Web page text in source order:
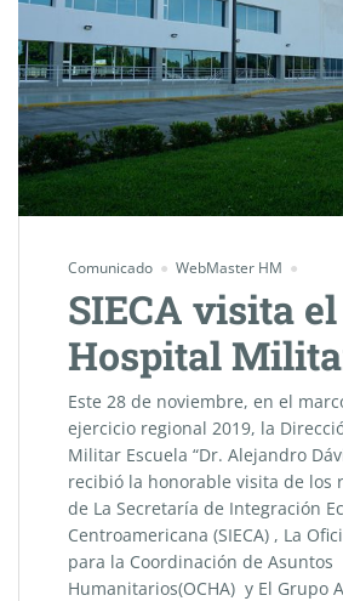
Comunicado WebMaster HM
SIECA visita el
Hospital
Este 28 de noviembre, en el
ejercicio regional 2019, la
Militar Escuela “Dr. Alejandro
recibió la honorable visita de los
de La Secretaría de Integración
Centroamericana (SIECA) , La
para la Coordinación de Asuntos
Humanitarios(OCHA) y El Grupo